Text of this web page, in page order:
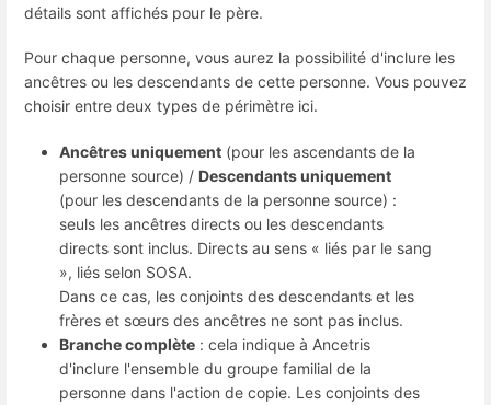
détails sont affichés pour le père.
Pour chaque personne, vous aurez la possibilité d'inclure les
ancêtres ou les descendants de cette personne. Vous pouvez
choisir entre deux types de périmètre ici.
Ancêtres uniquement (pour les ascendants de la
personne source) / Descendants uniquement
(pour les descendants de la personne source) :
seuls les ancêtres directs ou les descendants
directs sont inclus. Directs au sens « liés par le sang
», liés selon SOSA.
Dans ce cas, les conjoints des descendants et les
frères et sœurs des ancêtres ne sont pas inclus.
Branche complète : cela indique à Ancetris
d'inclure l'ensemble du groupe familial de la
personne dans l'action de copie. Les conjoints des